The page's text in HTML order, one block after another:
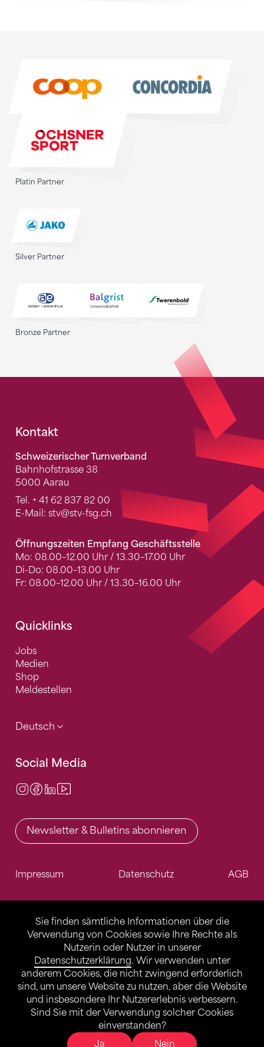
Sie finden sämtliche Informationen über die
Verwendung von Cookies sowie Ihre Rechte als
Nutzerin oder Nutzer in unserer
Datenschutzerklärung. Wir verwenden unter
anderem Cookies, die nicht zwingend erforderlich
sind, um unsere Website zu nutzen, aber die Website
und insbesondere Ihr Nutzererlebnis verbessern.
Sind Sie mit der Verwendung solcher Cookies
einverstanden?
Ja
Nein
Platin Partner
Silver Partner
Bronze Partner
Fusszeile
Kontakt
Schweizerischer Turnverband
Bahnhofstrasse 38
5000 Aarau
Tel. + 41 62 837 82 00
E-Mail: stv@stv-fsg.ch
Öffnungszeiten Empfang Geschäftsstelle
Mo: 08.00–12.00 Uhr / 13.30–17.00 Uhr
Di-Do: 08.00–13.00 Uhr
Fr: 08.00–12.00 Uhr / 13.30–16.00 Uhr
Quicklinks
Jobs
Medien
Shop
Meldestellen
Deutsch
Social Media
Instagram
Facebook
LinkedIn
Newsletter & Bulletins abonnieren
Impressum Datenschutz AGB